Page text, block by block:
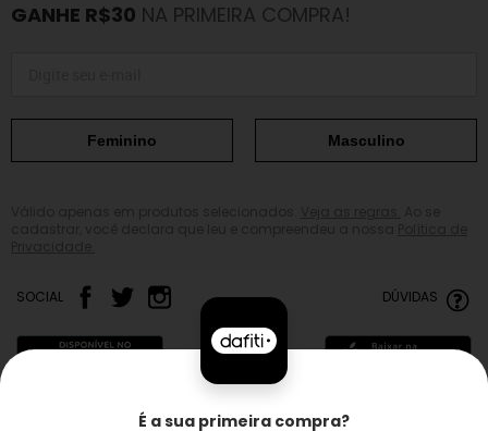
GANHE R$30 NA PRIMEIRA COMPRA!
Feminino Masculino
SOCIAL DÚVIDAS
É a sua primeira compra?